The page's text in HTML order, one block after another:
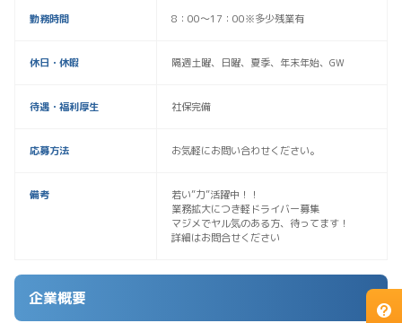
勤務時間 8：00～17：00※多少残業有
休日・休暇 隔週土曜、日曜、夏季、年末年始、GW
待遇・福利厚生 社保完備
応募方法 お気軽にお問い合わせください。
備考
若い”力”活躍中！！
業務拡大につき軽ドライバー募集
マジメでヤル気のある方、待ってます！
詳細はお問合せください
企業概要